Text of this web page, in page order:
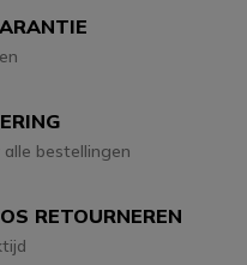
alle bestellingen
RETOURNEREN